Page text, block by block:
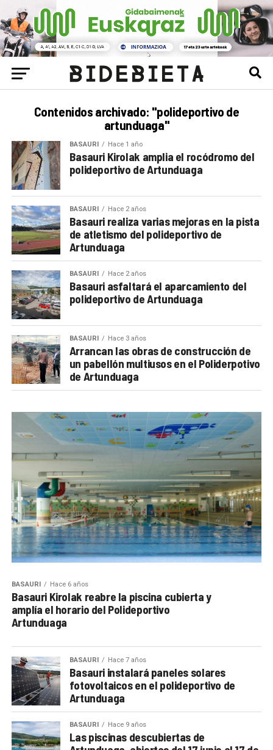
Contenidos archivado: "polideportivo de
artunduaga"
BASAURI Hace 1 año
Basauri Kirolak amplia el rocódromo del
polideportivo de Artunduaga
BASAURI Hace 2 años
Basauri realiza varias mejoras en la pista
de atletismo del polideportivo de
Artunduaga
BASAURI Hace 2 años
Basauri asfaltará el aparcamiento del
polideportivo de Artunduaga
BASAURI Hace 3 años
Arrancan las obras de construcción de
un pabellón multiusos en el Poliderpotivo
de Artunduaga
BASAURI Hace 6 años
Basauri Kirolak reabre la piscina cubierta y
amplía el horario del Polideportivo
Artunduaga
BASAURI Hace 7 años
Basauri instalará paneles solares
fotovoltaicos en el polideportivo de
Artunduaga
BASAURI Hace 9 años
Las piscinas descubiertas de